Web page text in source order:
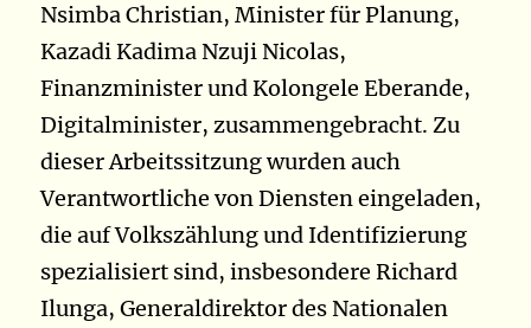
Nsimba Christian, Minister für Planung,
Kazadi Kadima Nzuji Nicolas,
Finanzminister und Kolongele Eberande,
Digitalminister, zusammengebracht. Zu
dieser Arbeitssitzung wurden auch
Verantwortliche von Diensten eingeladen,
die auf Volkszählung und Identifizierung
spezialisiert sind, insbesondere Richard
Ilunga, Generaldirektor des Nationalen